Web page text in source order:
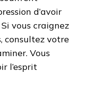
d’avoir
vous craignez
consultez votre
Vous
l’esprit